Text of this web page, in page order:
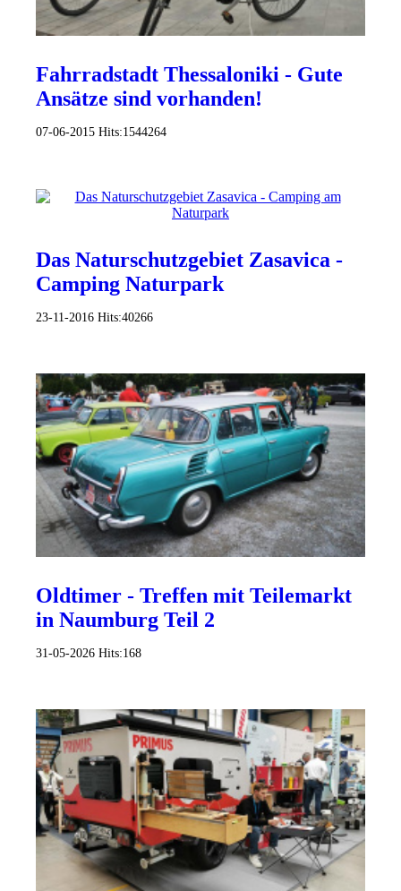
Fahrradstadt Thessaloniki - Gute
Ansätze sind vorhanden!
07-06-2015 Hits:1544264
Das Naturschutzgebiet Zasavica -
Camping Naturpark
23-11-2016 Hits:40266
Oldtimer - Treffen mit Teilemarkt
in Naumburg Teil 2
31-05-2026 Hits:168